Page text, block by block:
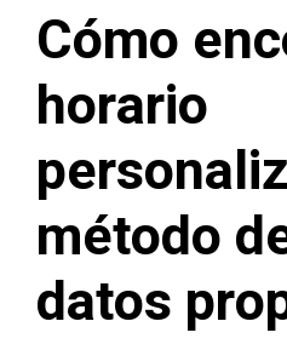
Cómo
horario
método
datos